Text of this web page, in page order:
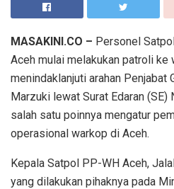
MASAKINI.CO – Personel
Aceh mulai melakukan patroli ke
menindaklanjuti arahan Penjabat
Marzuki lewat Surat Edaran
salah satu poinnya mengatur
operasional warkop di Aceh.
Kepala Satpol PP-WH Aceh,
yang dilakukan pihaknya pada